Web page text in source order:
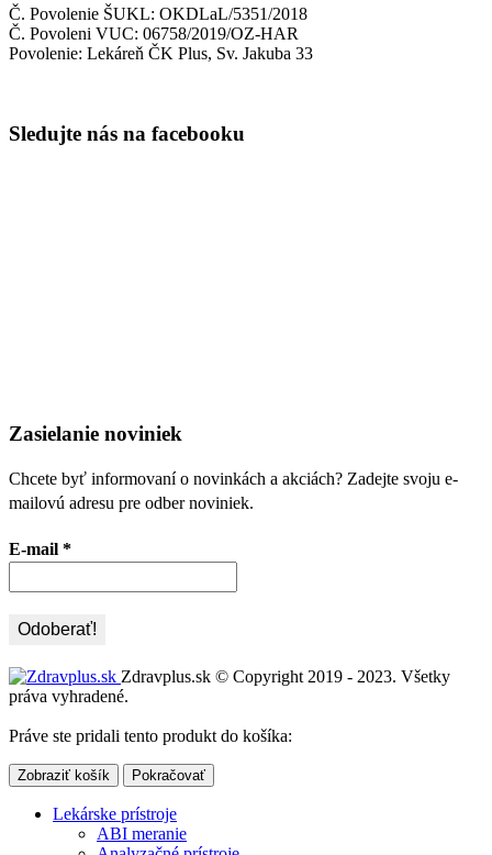
Č. Povolenie ŠUKL: OKDLaL/5351/2018
Č. Povoleni VUC: 06758/2019/OZ-HAR
Povolenie: Lekáreň ČK Plus, Sv. Jakuba 33
Sledujte nás na facebooku
Zasielanie noviniek
Chcete byť informovaní o novinkách a akciách? Zadejte svoju e-
mailovú adresu pre odber noviniek.
E-mail *
Zdravplus.sk © Copyright 2019 - 2023. Všetky
práva vyhradené.
Práve ste pridali tento produkt do košíka:
Zobraziť košík Pokračovať
Lekárske prístroje
ABI meranie